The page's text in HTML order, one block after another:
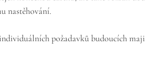
nastěhování.
požadavků budoucích